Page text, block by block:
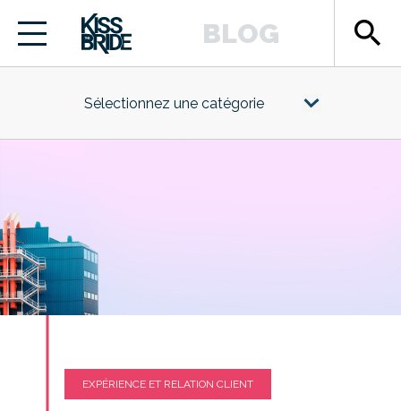
BLOG search
Sélectionnez une catégorie
EXPÉRIENCE ET RELATION CLIENT